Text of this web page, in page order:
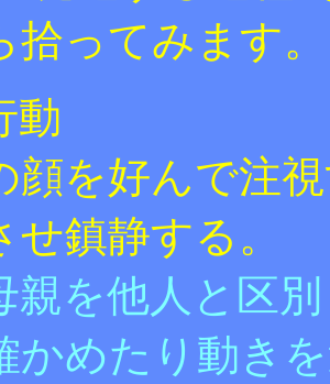
拾ってみます。
動
顔を好んで注
せ鎮静する。
を他人と区
かめたり動き